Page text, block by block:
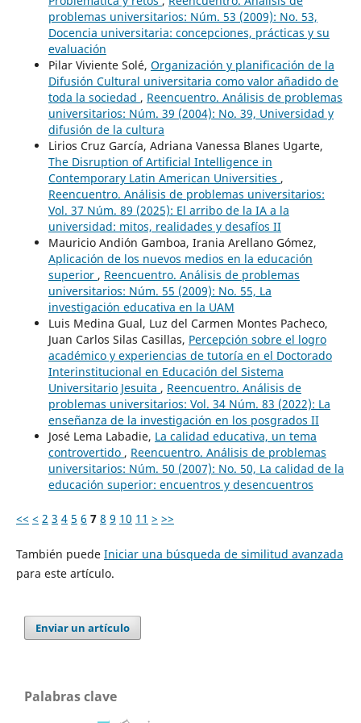
problemas universitarios: Núm. 53 (2009): No. 53,
Docencia universitaria: concepciones, prácticas y su
evaluación
Pilar Viviente Solé, Organización y planificación de la
Difusión Cultural universitaria como valor añadido de
toda la sociedad , Reencuentro. Análisis de problemas
universitarios: Núm. 39 (2004): No. 39, Universidad y
difusión de la cultura
Lirios Cruz García, Adriana Vanessa Blanes Ugarte,
The Disruption of Artificial Intelligence in
Contemporary Latin American Universities ,
Reencuentro. Análisis de problemas universitarios:
Vol. 37 Núm. 89 (2025): El arribo de la IA a la
universidad: mitos, realidades y desafíos II
Mauricio Andión Gamboa, Irania Arellano Gómez,
Aplicación de los nuevos medios en la educación
superior , Reencuentro. Análisis de problemas
universitarios: Núm. 55 (2009): No. 55, La
investigación educativa en la UAM
Luis Medina Gual, Luz del Carmen Montes Pacheco,
Juan Carlos Silas Casillas, Percepción sobre el logro
académico y experiencias de tutoría en el Doctorado
Interinstitucional en Educación del Sistema
Universitario Jesuita , Reencuentro. Análisis de
problemas universitarios: Vol. 34 Núm. 83 (2022): La
enseñanza de la investigación en los posgrados II
José Lema Labadie, La calidad educativa, un tema
controvertido , Reencuentro. Análisis de problemas
universitarios: Núm. 50 (2007): No. 50, La calidad de la
educación superior: encuentros y desencuentros
<< < 2 3 4 5 6 7 8 9 10 11 > >>
También puede Iniciar una búsqueda de similitud avanzada
para este artículo.
Enviar un artículo
Palabras clave